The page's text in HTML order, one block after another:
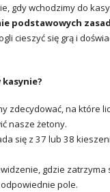
gdy wchodzimy do
podstawowych
cieszyć się grą i
zdecydować, na które
nasze żetony.
się z 37 lub 38
gdzie zatrzyma
pole.